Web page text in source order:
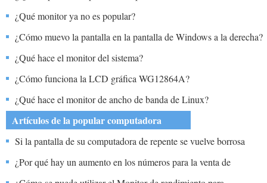
¿Qué monitor ya no es popular?
¿Cómo muevo la pantalla en la pantalla de Windows a la derecha?
¿Qué hace el monitor del sistema?
¿Cómo funciona la LCD gráfica WG12864A?
¿Qué hace el monitor de ancho de banda de Linux?
Artículos de la popular computadora
Si la pantalla de su computadora de repente se vuelve borrosa
cuando la inicia, ¿eso significa que es necesario reemplazar el
monitor?
¿Por qué hay un aumento en los números para la venta de
monitores?